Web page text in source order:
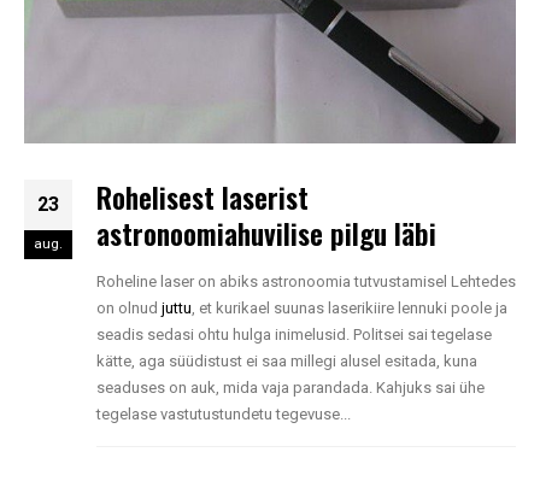
23
aug.
Rohelisest laserist
astronoomiahuvilise pilgu läbi
Roheline laser on abiks astronoomia tutvustamisel Lehtedes
on olnud juttu, et kurikael suunas laserikiire lennuki poole ja
seadis sedasi ohtu hulga inimelusid. Politsei sai tegelase
kätte, aga süüdistust ei saa millegi alusel esitada, kuna
seaduses on auk, mida vaja parandada. Kahjuks sai ühe
tegelase vastutustundetu tegevuse...